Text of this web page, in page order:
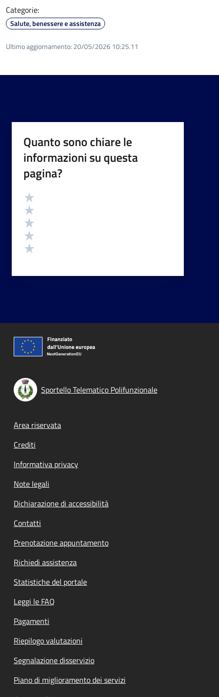
Categorie:
Salute, benessere e assistenza
Ultimo aggiornamento: 20/05/2026 10:25.11
Quanto sono chiare le
informazioni su questa
pagina?
Valutazione
Sportello Telematico Polifunzionale
Footer menu
Area riservata
Crediti
Informativa privacy
Note legali
Dichiarazione di accessibilità
Contatti
Prenotazione appuntamento
Richiedi assistenza
Statistiche del portale
Leggi le FAQ
Pagamenti
Riepilogo valutazioni
Segnalazione disservizio
Piano di miglioramento dei servizi